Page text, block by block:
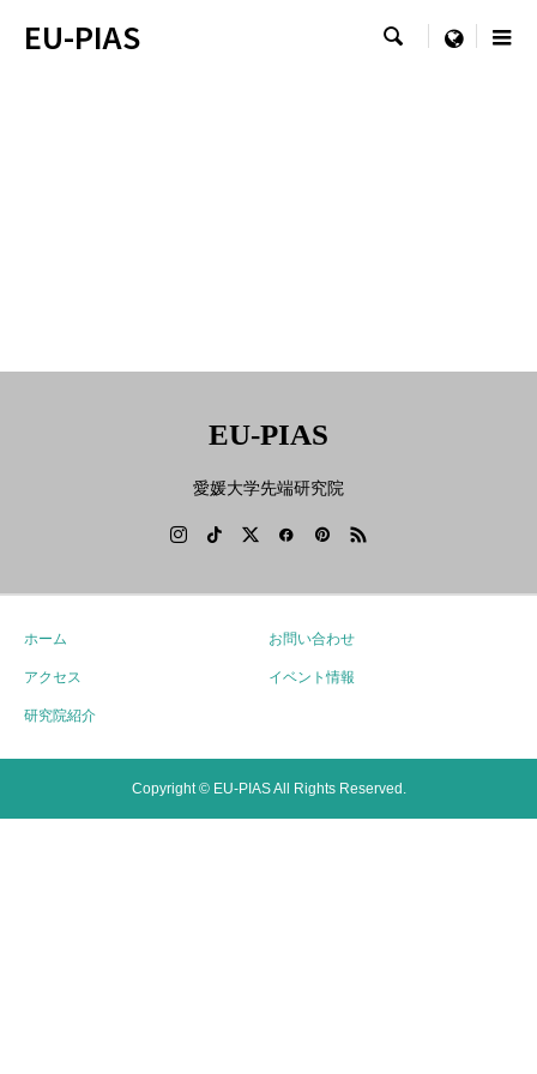
EU-PIAS  menu
EU-PIAS
愛媛大学先端研究院
ホーム お問い合わせ
アクセス イベント情報
研究院紹介
Copyright © EU-PIAS All Rights Reserved.